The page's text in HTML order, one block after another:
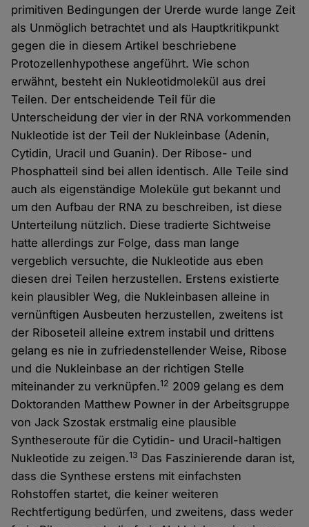
primitiven Bedingungen der Urerde wurde lange Zeit
als Unmöglich betrachtet und als Hauptkritikpunkt
gegen die in diesem Artikel beschriebene
Protozellenhypothese angeführt. Wie schon
erwähnt, besteht ein Nukleotidmolekül aus drei
Teilen. Der entscheidende Teil für die
Unterscheidung der vier in der RNA vorkommenden
Nukleotide ist der Teil der Nukleinbase (Adenin,
Cytidin, Uracil und Guanin). Der Ribose- und
Phosphatteil sind bei allen identisch. Alle Teile sind
auch als eigenständige Moleküle gut bekannt und
um den Aufbau der RNA zu beschreiben, ist diese
Unterteilung nützlich. Diese tradierte Sichtweise
hatte allerdings zur Folge, dass man lange
vergeblich versuchte, die Nukleotide aus eben
diesen drei Teilen herzustellen. Erstens existierte
kein plausibler Weg, die Nukleinbasen alleine in
vernünftigen Ausbeuten herzustellen, zweitens ist
der Riboseteil alleine extrem instabil und drittens
gelang es nie in zufriedenstellender Weise, Ribose
und die Nukleinbase an der richtigen Stelle
miteinander zu verknüpfen.12 2009 gelang es dem
Doktoranden Matthew Powner in der Arbeitsgruppe
von Jack Szostak erstmalig eine plausible
Syntheseroute für die Cytidin- und Uracil-haltigen
Nukleotide zu zeigen.13 Das Faszinierende daran ist,
dass die Synthese erstens mit einfachsten
Rohstoffen startet, die keiner weiteren
Rechtfertigung bedürfen, und zweitens, dass weder